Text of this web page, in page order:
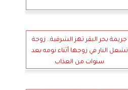
جريمة بحر البقر تهز الشرقية.. زوجة
تشعل النار في زوجها أثناء نومه بعد
سنوات من العذاب